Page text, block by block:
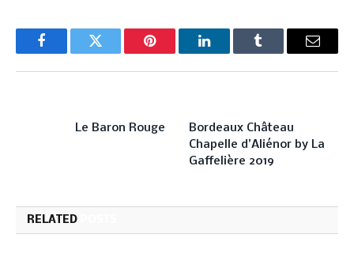
FacebookTwitter Pinterest LinkedInTumblr Email
Le Baron Rouge
Bordeaux Château
Chapelle d’Aliénor by La
Gaffelière 2019
RELATED